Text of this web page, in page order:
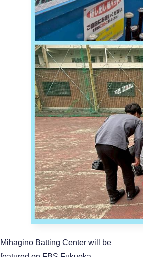
Mihagino Batting Center will be